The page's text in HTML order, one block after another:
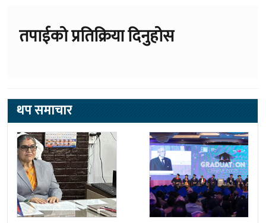
तपाईको प्रतिक्रिया दिनुहोस
थप समाचार